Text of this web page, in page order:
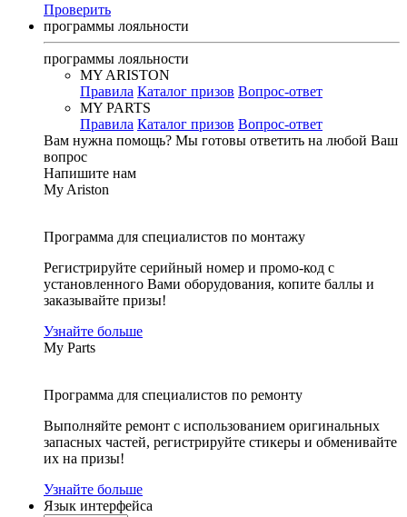
Проверить
программы лояльности
программы лояльности
MY ARISTON
Правила Каталог призов Вопрос-ответ
MY PARTS
Правила Каталог призов Вопрос-ответ
Вам нужна помощь? Мы готовы ответить на любой Ваш
вопрос
Напишите нам
My Ariston
Программа для специалистов по монтажу
Регистрируйте серийный номер и промо-код с
установленного Вами оборудования, копите баллы и
заказывайте призы!
Узнайте больше
My Parts
Программа для специалистов по ремонту
Выполняйте ремонт с использованием оригинальных
запасных частей, регистрируйте стикеры и обменивайте
их на призы!
Узнайте больше
Язык интерфейса